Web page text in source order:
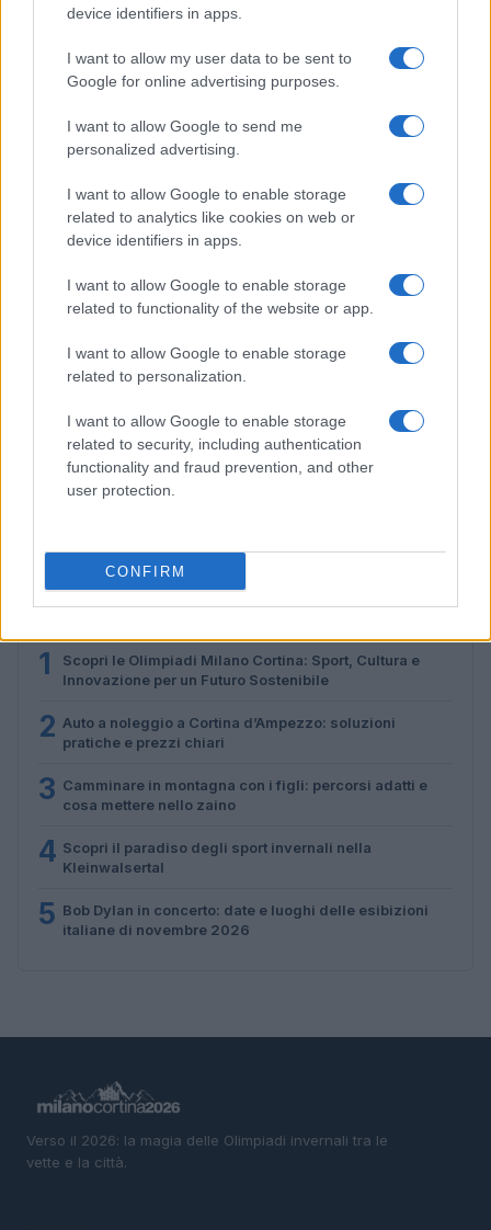
device identifiers in apps.
I want to allow my user data to be sent to
Google for online advertising purposes.
I want to allow Google to send me
personalized advertising.
I want to allow Google to enable storage
related to analytics like cookies on web or
device identifiers in apps.
I want to allow Google to enable storage
related to functionality of the website or app.
I want to allow Google to enable storage
related to personalization.
I want to allow Google to enable storage
related to security, including authentication
functionality and fraud prevention, and other
user protection.
CONFIRM
Bocciature scolastiche: i casi giudiziari che hanno
fatto discutere
Marco Tessari · 3 Ago 2026
Disastri climatici 2026: incendi, alluvioni e caldo
estremo in Europa e oltre
PIÙ LETTI
1
Scopri le Olimpiadi Milano Cortina: Sport, Cultura e
Innovazione per un Futuro Sostenibile
2 Auto a noleggio a Cortina d’Ampezzo: soluzioni
pratiche e prezzi chiari
3 Camminare in montagna con i figli: percorsi adatti e
cosa mettere nello zaino
4 Scopri il paradiso degli sport invernali nella
Kleinwalsertal
5 Bob Dylan in concerto: date e luoghi delle esibizioni
italiane di novembre 2026
Verso il 2026: la magia delle Olimpiadi invernali tra le
vette e la città.